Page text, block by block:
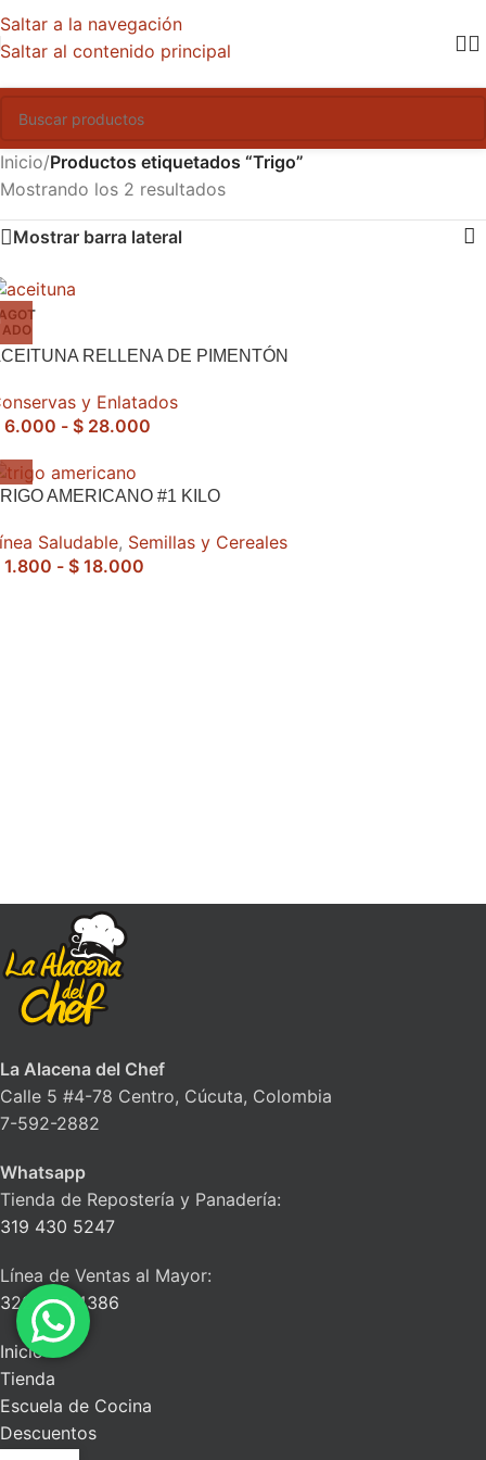
Saltar a la navegación
Saltar al contenido principal
Inicio/Productos etiquetados “Trigo”
Mostrando los 2 resultados
Mostrar barra lateral
ADO
RELLENA DE PIMENTÓN
y Enlatados
6.000 - $ 28.000
AMERICANO #1 KILO
Saludable, Semillas y Cereales
1.800 - $ 18.000
La Alacena del Chef
Calle 5 #4-78 Centro, Cúcuta, Colombia
7-592-2882
Whatsapp
Tienda de Repostería y Panadería:
319 430 5247
Línea de Ventas al Mayor:
322 663 4386
Inicio
Tienda
Escuela de Cocina
Descuentos